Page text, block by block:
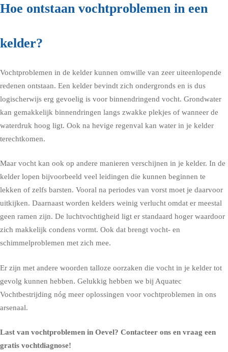
Hoe ontstaan vochtproblemen in een
kelder?
Vochtproblemen in de kelder kunnen omwille van zeer uiteenlopende
redenen ontstaan. Een kelder bevindt zich ondergronds en is dus
logischerwijs erg gevoelig is voor binnendringend vocht. Grondwater
kan gemakkelijk binnendringen langs zwakke plekjes of wanneer de
waterdruk hoog ligt. Ook na hevige regenval kan water in je kelder
terechtkomen.
Maar vocht kan ook op andere manieren verschijnen in je kelder. In de
kelder lopen bijvoorbeeld veel leidingen die kunnen beginnen te
lekken of zelfs barsten. Vooral na periodes van vorst moet je daarvoor
uitkijken. Daarnaast worden kelders weinig verlucht omdat er meestal
geen ramen zijn. De luchtvochtigheid ligt er standaard hoger waardoor
zich makkelijk condens vormt. Ook dat brengt vocht- en
schimmelproblemen met zich mee.
Er zijn met andere woorden talloze oorzaken die vocht in je kelder tot
gevolg kunnen hebben. Gelukkig hebben we bij Aquatec
Vochtbestrijding nóg meer oplossingen voor vochtproblemen in ons
arsenaal.
Last van vochtproblemen in Oevel? Contacteer ons en vraag een
gratis vochtdiagnose!